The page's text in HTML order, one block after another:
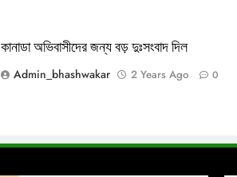
কানাডা অভিবাসীদের জন্য বড় দুঃসংবাদ দিল
Admin_bhashwakar
2 Years Ago 0